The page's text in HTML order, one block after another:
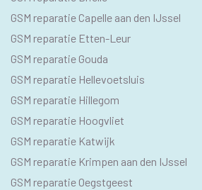
GSM reparatie Capelle aan den IJssel
GSM reparatie Etten-Leur
GSM reparatie Gouda
GSM reparatie Hellevoetsluis
GSM reparatie Hillegom
GSM reparatie Hoogvliet
GSM reparatie Katwijk
GSM reparatie Krimpen aan den IJssel
GSM reparatie Oegstgeest